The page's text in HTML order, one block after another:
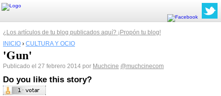
¿Los artículos de tu blog publicados aquí? ¡Propón tu blog!
INICIO › CULTURA Y OCIO
'Gun'
Publicado el 27 febrero 2014 por Muchcine @muchcinecom
Do you like this story?